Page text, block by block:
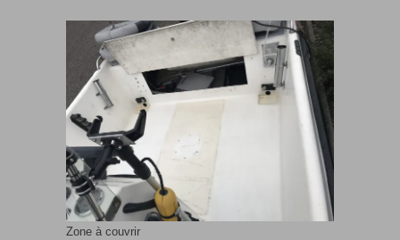
Zone à couvrir